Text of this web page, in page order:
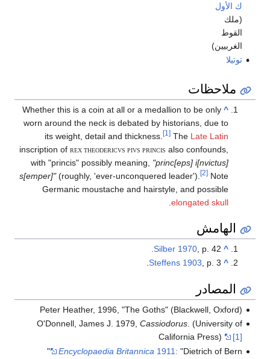
ك الأول
(ملك
القوط
الغربيين)
توتيلا
ملاحظات
^
Whether this is a coin at all or a medallion to be only
worn around the neck is debated by historians, due to
its weight, detail and thickness.
[1] The Late Latin
inscription ofREX THEODERICVS PIVS PRINCIS also confounds,
with "princis" possibly meaning, "princ[eps] i[nvictus]
s[emper]"(roughly, 'ever-unconquered leader'). [2] Note
Germanic moustache and hairstyle, and possible
elongated skull
.
الهامش
^
Silber 1970 , p. 42.
^
Steffens 1903, p. 3.
المصادر
Peter Heather, 1996, "The Goths" (Blackwell, Oxford)
O'Donnell, James J. 1979, Cassiodorus. (University of
California Press)
[1]
Encyclopaedia Britannica 1911: "Dietrich of Bern"